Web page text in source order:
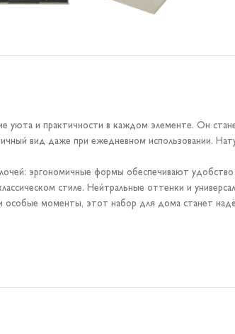
и практичности в каждом элементе. Он
вид даже при ежедневном использовании.
эргономичные формы обеспечивают удобство
стиле. Нейтральные оттенки и
особые моменты, этот набор для дома станет